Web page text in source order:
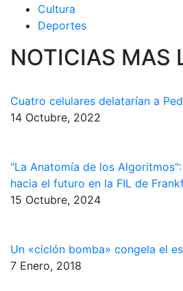
Cultura
Deportes
NOTICIAS MAS
Cuatro celulares delatarían a
14 Octubre, 2022
"La Anatomía de los
hacia el futuro en la FIL de
15 Octubre, 2024
Un «ciclón bomba» congela el
7 Enero, 2018